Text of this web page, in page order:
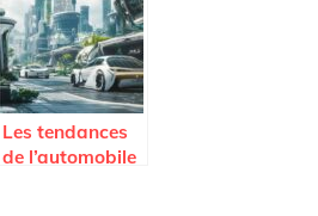
mecanique
Les tendances
de l’automobile